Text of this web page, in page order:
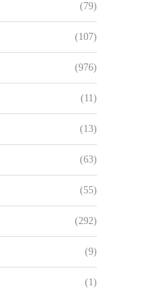
(79)
(107)
(976)
(11)
(13)
(63)
(55)
(292)
(9)
(1)